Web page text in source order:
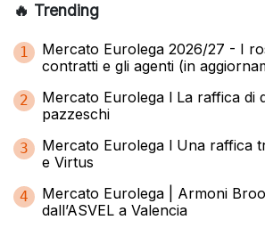
🔥 Trending
1
Mercato Eurolega 2026/27 - I
contratti e gli agenti (in
2
Mercato Eurolega l La raffica di
pazzeschi
3
Mercato Eurolega l Una raffica
e Virtus
4
Mercato Eurolega | Armoni
dall’ASVEL a Valencia